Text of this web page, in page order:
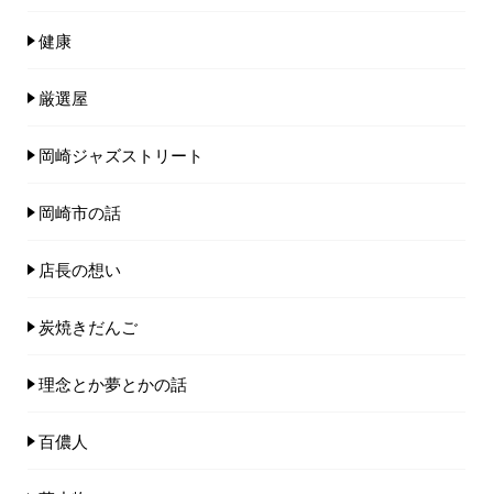
健康
厳選屋
岡崎ジャズストリート
岡崎市の話
店長の想い
炭焼きだんご
理念とか夢とかの話
百儂人